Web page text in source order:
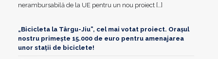
nerambursabilă de la UE pentru un nou proiect […]
„Bicicleta la Târgu-Jiu”, cel mai votat proiect. Orașul
nostru primește 15.000 de euro pentru amenajarea
unor stații de biciclete!